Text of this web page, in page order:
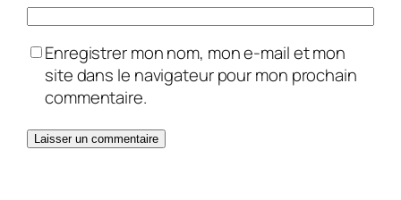
Enregistrer mon nom, mon e-mail et mon
site dans le navigateur pour mon prochain
commentaire.